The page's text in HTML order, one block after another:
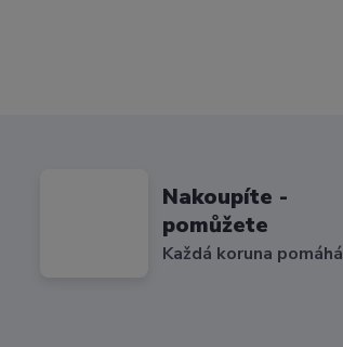
Nakoupíte -
pomůžete
Každá koruna pomáhá